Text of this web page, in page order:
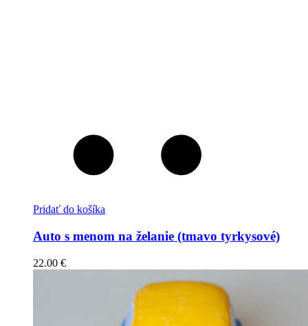
Pridať do košíka
Auto s menom na želanie (tmavo tyrkysové)
22.00 €